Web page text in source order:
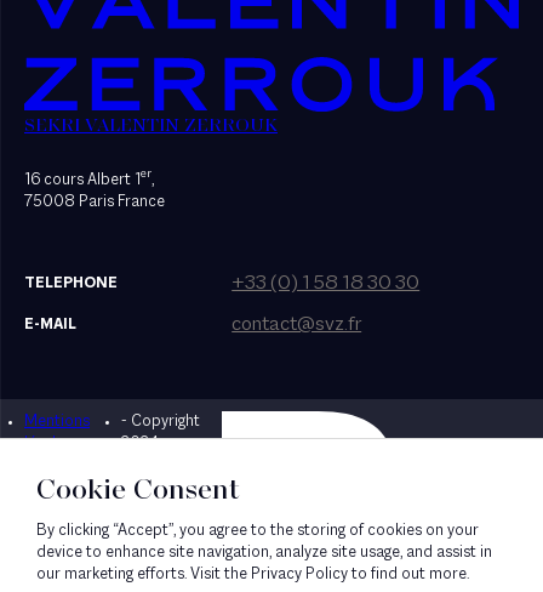
SEKRI VALENTIN ZERROUK
16 cours Albert 1er,
75008 Paris France
TELEPHONE +33 (0) 1 58 18 30 30
E-MAIL contact@svz.fr
Mentions
légales
- Copyright
2024
Designed by Bonhomme
Cookie Consent
By clicking “Accept”, you agree to the storing of cookies on your
device to enhance site navigation, analyze site usage, and assist in
our marketing efforts. Visit the Privacy Policy to find out more.